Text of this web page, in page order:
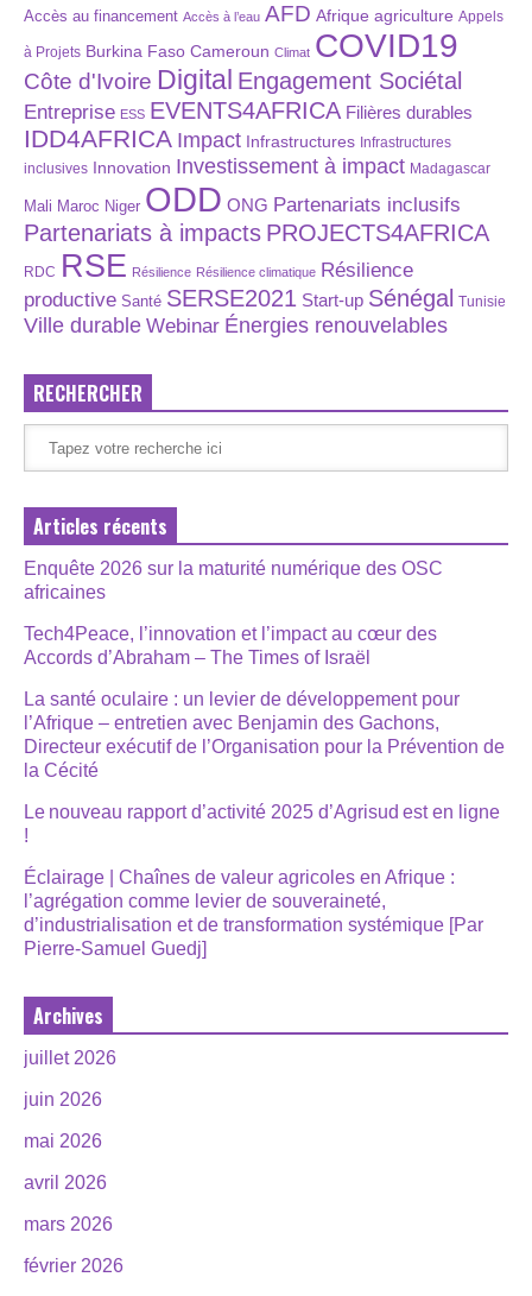
Accès au financement Accès à l’eau AFD Afrique agriculture Appels
à Projets Burkina Faso Cameroun Climat COVID19
Côte d'Ivoire Digital Engagement Sociétal
Entreprise ESS EVENTS4AFRICA Filières durables
IDD4AFRICA Impact Infrastructures Infrastructures
inclusives Innovation Investissement à impact Madagascar
Mali Maroc Niger ODD ONG Partenariats inclusifs
Partenariats à impacts PROJECTS4AFRICA
RDC RSE Résilience Résilience climatique Résilience
productive Santé SERSE2021 Start-up Sénégal Tunisie
Ville durable Webinar Énergies renouvelables
RECHERCHER
Articles récents
Enquête 2026 sur la maturité numérique des OSC
africaines
Tech4Peace, l’innovation et l’impact au cœur des
Accords d’Abraham – The Times of Israël
La santé oculaire : un levier de développement pour
l’Afrique – entretien avec Benjamin des Gachons,
Directeur exécutif de l’Organisation pour la Prévention de
la Cécité
Le nouveau rapport d’activité 2025 d’Agrisud est en ligne
!
Éclairage | Chaînes de valeur agricoles en Afrique :
l’agrégation comme levier de souveraineté,
d’industrialisation et de transformation systémique [Par
Pierre-Samuel Guedj]
Archives
juillet 2026
juin 2026
mai 2026
avril 2026
mars 2026
février 2026